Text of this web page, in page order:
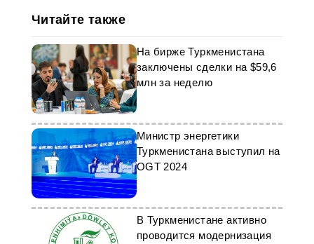
Читайте также
На бирже Туркменистана
заключены сделки на $59,6
млн за неделю
Министр энергетики
Туркменистана выступил на
OGT 2024
В Туркменистане активно
проводится модернизация